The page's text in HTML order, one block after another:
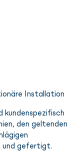
Installation
den geltenden
und gefertigt.